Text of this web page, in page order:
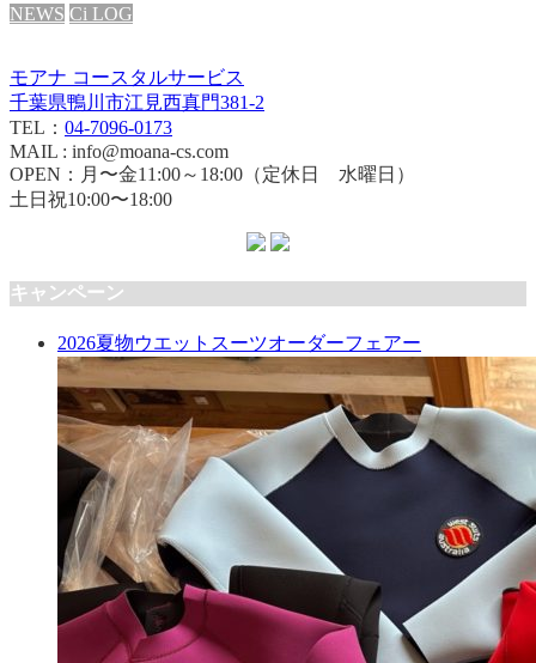
NEWS Ci LOG
モアナ コースタルサービス
千葉県鴨川市江見西真門381-2
TEL： 04-7096-0173
MAIL : info@moana-cs.com
OPEN：月〜金11:00～18:00（定休日 水曜日）
土日祝10:00〜18:00
キャンペーン
2026夏物ウエットスーツオーダーフェアー